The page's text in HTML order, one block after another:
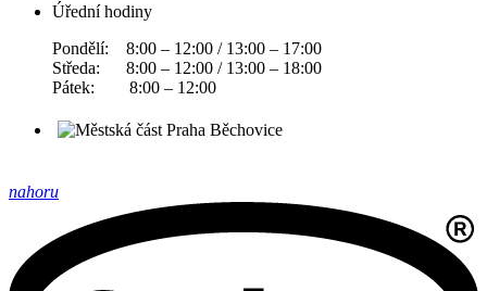
Úřední hodiny
Pondělí: 8:00 – 12:00 / 13:00 – 17:00
Středa: 8:00 – 12:00 / 13:00 – 18:00
Pátek: 8:00 – 12:00
nahoru